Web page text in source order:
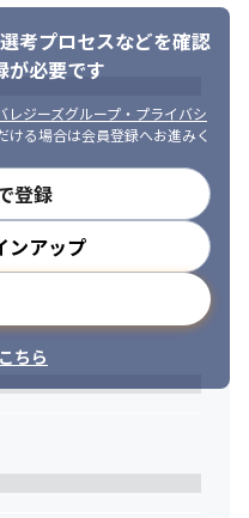
選考プロセスなどを確認
が必要です
レジーズグループ・プライバシ
ける場合は会員登録へお進みく
登録
ンアップ
ちら